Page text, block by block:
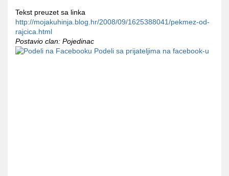
Tekst preuzet sa linka
http://mojakuhinja.blog.hr/2008/09/1625388041/pekmez-od-
rajcica.html
Postavio clan: Pojedinac
Podeli sa prijateljima na facebook-u